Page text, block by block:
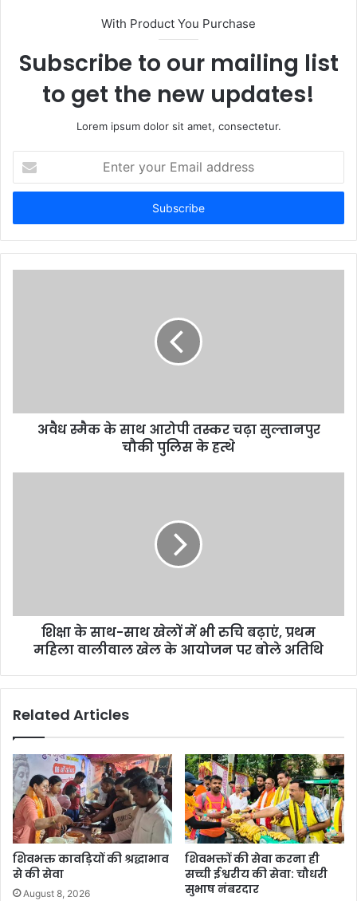
With Product You Purchase
Subscribe to our mailing list
to get the new updates!
Lorem ipsum dolor sit amet, consectetur.
your
Email
अवैध स्मैक के साथ आरोपी तस्कर चढ़ा सुल्तानपुर
चौकी पुलिस के हत्थे
शिक्षा के साथ-साथ खेलों में भी रुचि बढ़ाएं, प्रथम
महिला वालीवाल खेल के आयोजन पर बोले अतिथि
Related Articles
शिवभक्त कावड़ियों की श्रद्धाभाव
से की सेवा
August 8, 2026
शिवभक्तों की सेवा करना ही
सच्ची ईश्वरीय की सेवा: चौधरी
सुभाष नंबरदार